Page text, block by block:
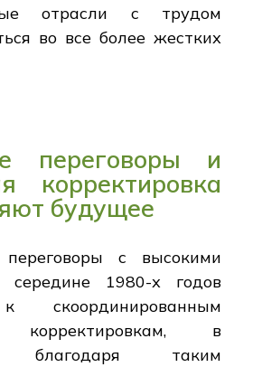
отрасли с трудом
во все более жестких
переговоры и
корректировка
будущее
переговоры с высокими
середине 1980-х годов
скоординированным
корректировкам, в
благодаря таким